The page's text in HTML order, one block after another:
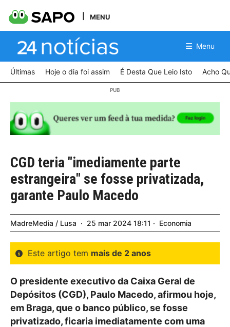
MENU
Menu
Últimas Hoje o dia foi assim É Desta Que Leio Isto Acho
CGD teria "imediamente parte
estrangeira" se fosse privatizada,
garante Paulo Macedo
MadreMedia / Lusa 25 mar 2024 18:11 Economia
Este artigo tem mais de 2 anos
O presidente executivo da Caixa Geral de
Depósitos (CGD), Paulo Macedo, afirmou hoje,
em Braga, que o banco público, se fosse
privatizado, ficaria imediatamente com uma